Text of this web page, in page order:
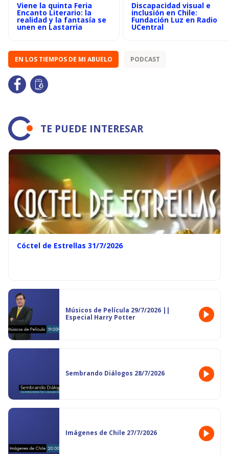
Viene la quinta Feria
Encanto Literario: la
realidad y la fantasía se
unen en Lastarria
Discapacidad visual e
inclusión en Chile:
Fundación Luz en Radio
UCentral
EN LOS TIEMPOS DE MI ABUELO PODCAST
TE PUEDE INTERESAR
Cóctel de Estrellas 31/7/2026
Músicos de Película 29/7/2026 ||
Especial Harry Potter
Sembrando Diálogos 28/7/2026
Imágenes de Chile 27/7/2026